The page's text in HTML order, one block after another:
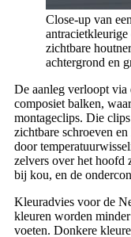
Close-up van
zichtbare
achtergrond en
De aanleg verloopt
composiet balken,
montageclips. Die
zichtbare schroeven
door
zelvers over het hoofd
bij kou, en de
Kleuradvies voor de
kleuren worden
voeten. Donkere